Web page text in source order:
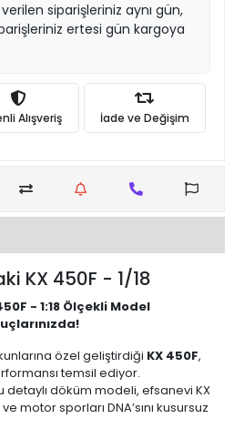
siparişleriniz aynı gün,
ertesi gün kargoya
Alışveriş İade ve Değişim
KX 450F - 1/18
- 1:18 Ölçekli Model
özel geliştirdiği KX 450F,
temsil ediyor.
detaylı döküm modeli, efsanevi KX
motor sporları DNA’sını kusursuz